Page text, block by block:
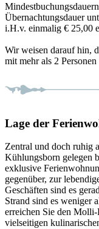
Übernachtungsdauer
i.H.v. einmalig € 25,00
Wir weisen darauf hin,
mit mehr als 2
Lage der
Zentral und doch ruhig
Kühlungsborn gelegen
exklusive
gegenüber, zur
Geschäften sind es
Strand sind es weniger
erreichen Sie den
vielseitigen